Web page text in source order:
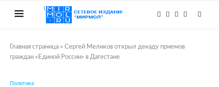
Главная страница » Сергей Меликов открыл декаду приемов
граждан «Единой России» в Дагестане
Политика